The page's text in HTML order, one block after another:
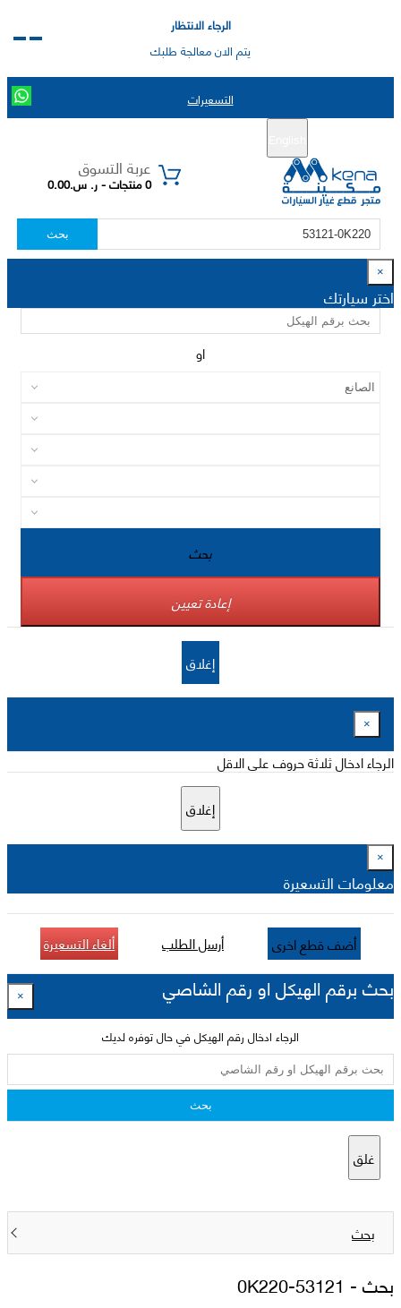
الرجاء الانتظار
يتم الان معالجة طلبك
التسعيرات
عربة التسوق
0 منتجات - ر. س.0.00
بحث
×
اختر سيارتك
او
بحث
إعادة تعيين
إغلاق
×
الرجاء ادخال ثلاثة حروف على الاقل
إغلاق
×
معلومات التسعيرة
أضف قطع اخرى أرسل الطلب ألغاء التسعيرة
بحث برقم الهيكل او رقم الشاصي ×
الرجاء ادخال رقم الهيكل في حال توفره لديك
بحث
غلق
بحث
بحث - 53121-0K220